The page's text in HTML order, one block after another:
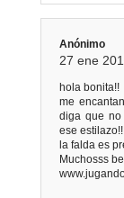
Anónimo
27 ene
hola bonita!!
me
diga que no
ese estilazo!!
la falda es
Muchosss